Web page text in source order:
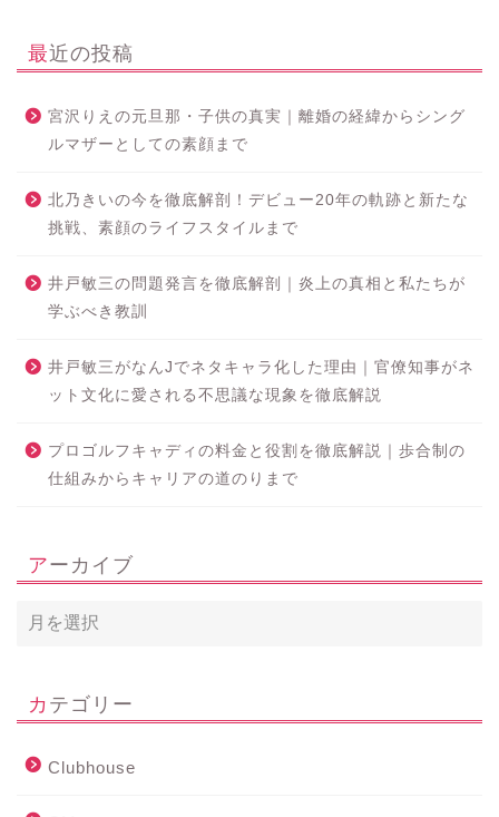
最近の投稿
宮沢りえの元旦那・子供の真実｜離婚の経緯からシング
ルマザーとしての素顔まで
北乃きいの今を徹底解剖！デビュー20年の軌跡と新たな
挑戦、素顔のライフスタイルまで
井戸敏三の問題発言を徹底解剖｜炎上の真相と私たちが
学ぶべき教訓
井戸敏三がなんJでネタキャラ化した理由｜官僚知事がネ
ット文化に愛される不思議な現象を徹底解説
プロゴルフキャディの料金と役割を徹底解説｜歩合制の
仕組みからキャリアの道のりまで
アーカイブ
カテゴリー
Clubhouse